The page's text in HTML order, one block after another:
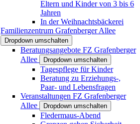
Eltern und Kinder von 3 bis 6
Jahren
In der Weihnachtsbäckerei
Familienzentrum Grafenberger Allee
Dropdown umschalten
Beratungsangebote FZ Grafenberger
Allee
Dropdown umschalten
Tagespflege für Kinder
Beratung zu Erziehungs-,
Paar- und Lebensfragen
Veranstaltungen FZ Grafenberger
Allee
Dropdown umschalten
Fledermaus-Abend